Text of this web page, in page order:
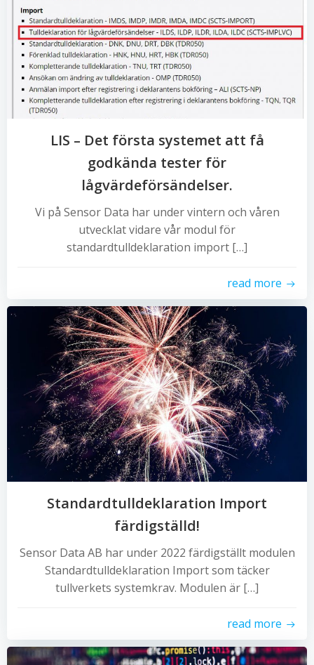
LIS – Det första systemet att få
godkända tester för
lågvärdeförsändelser.
Vi på Sensor Data har under vintern och våren
utvecklat vidare vår modul för
standardtulldeklaration import […]
read more
Standardtulldeklaration Import
färdigställd!
Sensor Data AB har under 2022 färdigställt modulen
Standardtulldeklaration Import som täcker
tullverkets systemkrav. Modulen är […]
read more